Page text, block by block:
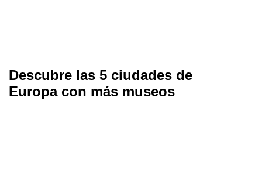
Descubre las 5 ciudades de
Europa con más museos